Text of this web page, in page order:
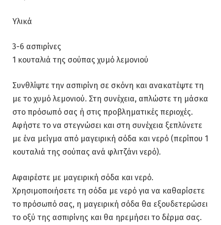
Υλικά
3-6 ασπιρίνες
1 κουταλιά της σούπας χυμό λεμονιού
Συνθλίψτε την ασπιρίνη σε σκόνη και ανακατέψτε τη
με το χυμό λεμονιού. Στη συνέχεια, απλώστε τη μάσκα
στο πρόσωπό σας ή στις προβληματικές περιοχές.
Αφήστε το να στεγνώσει και στη συνέχεια ξεπλύνετε
με ένα μείγμα από μαγειρική σόδα και νερό (περίπου 1
κουταλιά της σούπας ανά φλιτζάνι νερό).
Αφαιρέστε με μαγειρική σόδα και νερό.
Χρησιμοποιήσετε τη σόδα με νερό για να καθαρίσετε
το πρόσωπό σας, η μαγειρική σόδα θα εξουδετερώσει
το οξύ της ασπιρίνης και θα ηρεμήσει το δέρμα σας.